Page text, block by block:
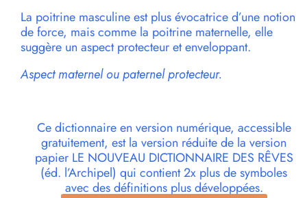
La poitrine masculine est plus évocatrice d’une notion
de force, mais comme la poitrine maternelle, elle
suggère un aspect protecteur et enveloppant.
Aspect maternel ou paternel protecteur.
Ce dictionnaire en version numérique, accessible
gratuitement, est la version réduite de la version
papier LE NOUVEAU DICTIONNAIRE DES RÊVES
(éd. l’Archipel) qui contient 2x plus de symboles
avec des définitions plus développées.